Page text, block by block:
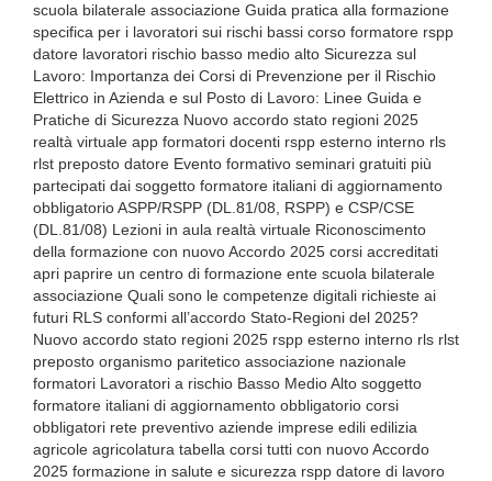
scuola bilaterale associazione Guida pratica alla formazione
specifica per i lavoratori sui rischi bassi corso formatore rspp
datore lavoratori rischio basso medio alto Sicurezza sul
Lavoro: Importanza dei Corsi di Prevenzione per il Rischio
Elettrico in Azienda e sul Posto di Lavoro: Linee Guida e
Pratiche di Sicurezza Nuovo accordo stato regioni 2025
realtà virtuale app formatori docenti rspp esterno interno rls
rlst preposto datore Evento formativo seminari gratuiti più
partecipati dai soggetto formatore italiani di aggiornamento
obbligatorio ASPP/RSPP (DL.81/08, RSPP) e CSP/CSE
(DL.81/08) Lezioni in aula realtà virtuale Riconoscimento
della formazione con nuovo Accordo 2025 corsi accreditati
apri paprire un centro di formazione ente scuola bilaterale
associazione Quali sono le competenze digitali richieste ai
futuri RLS conformi all’accordo Stato-Regioni del 2025?
Nuovo accordo stato regioni 2025 rspp esterno interno rls rlst
preposto organismo paritetico associazione nazionale
formatori Lavoratori a rischio Basso Medio Alto soggetto
formatore italiani di aggiornamento obbligatorio corsi
obbligatori rete preventivo aziende imprese edili edilizia
agricole agricolatura tabella corsi tutti con nuovo Accordo
2025 formazione in salute e sicurezza rspp datore di lavoro